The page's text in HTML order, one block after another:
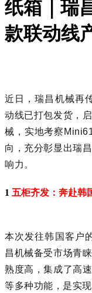
纸箱｜瑞
款联动线
近日，瑞昌机械再
动线已打包发货，
械，实地考察
向，充分彰显出瑞
响力。
1 五柜齐发：奔赴韩
本次发往韩国客户
昌机械备受市场青
熟度高，集成了高
等多种功能，是实